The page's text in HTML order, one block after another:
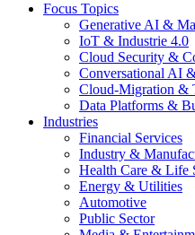
Focus Topics
Generative AI &
IoT & Industrie 4.0
Cloud Security &
Conversational AI
Cloud-Migration &
Data Platforms &
Industries
Financial Services
Industry &
Health Care & Life
Energy & Utilities
Automotive
Public Sector